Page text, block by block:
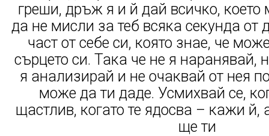
греши, дръж я и й дай всичко,
да не мисли за теб всяка секунда от
част от себе си, която знае, че
сърцето си. Така че не я наранявай,
я анализирай и не очаквай от нея
може да ти даде. Усмихвай се,
щастлив, когато те ядосва – кажи й,
ще ти